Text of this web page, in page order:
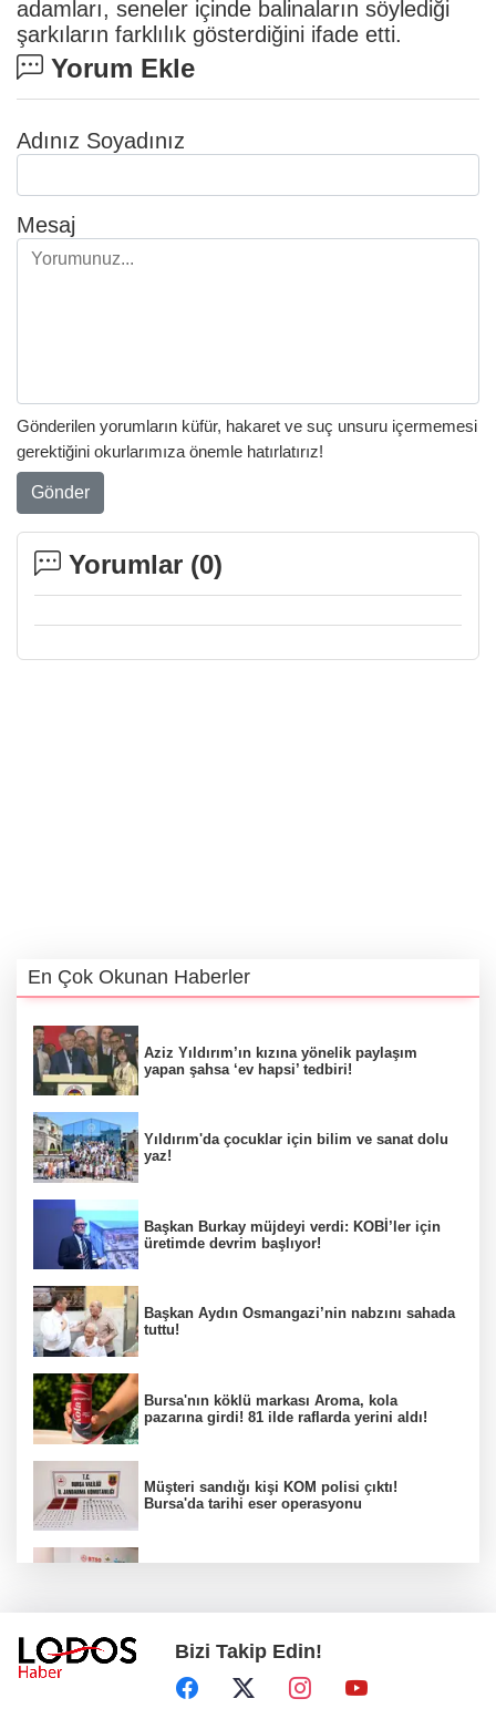
adamları, seneler içinde balinaların söylediği
şarkıların farklılık gösterdiğini ifade etti.
Yorum Ekle
Adınız Soyadınız
Mesaj
Gönderilen yorumların küfür, hakaret ve suç unsuru içermemesi
gerektiğini okurlarımıza önemle hatırlatırız!
Gönder
Yorumlar (0)
En Çok Okunan Haberler
Aziz Yıldırım’ın kızına yönelik paylaşım
yapan şahsa ‘ev hapsi’ tedbiri!
Yıldırım'da çocuklar için bilim ve sanat dolu
yaz!
Başkan Burkay müjdeyi verdi: KOBİ’ler için
üretimde devrim başlıyor!
Başkan Aydın Osmangazi’nin nabzını sahada
tuttu!
Bursa'nın köklü markası Aroma, kola
pazarına girdi! 81 ilde raflarda yerini aldı!
Müşteri sandığı kişi KOM polisi çıktı!
Bursa'da tarihi eser operasyonu
Yıldırım Belediyesi'nden uluslararası
geleceğe taşınacak!
Bizi Takip Edin!